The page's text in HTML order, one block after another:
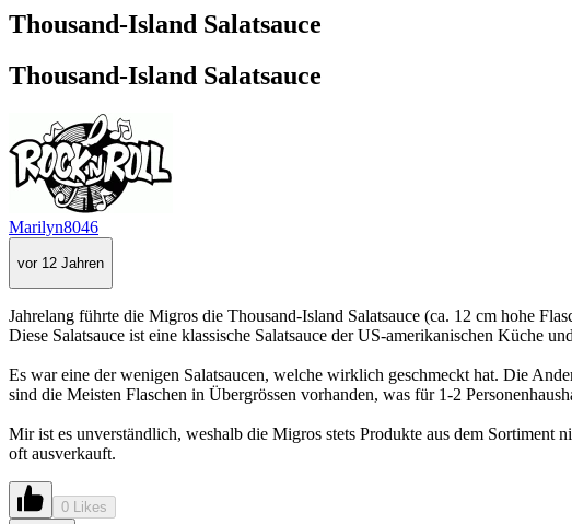
Thousand-Island Salatsauce
Thousand-Island Salatsauce
Marilyn8046
vor 12 Jahren
Jahrelang führte die Migros die Thousand-Island Salatsauce (ca. 12 cm hohe
Diese Salatsauce ist eine klassische Salatsauce der US-amerikanischen Küche
Es war eine der wenigen Salatsaucen, welche wirklich geschmeckt hat. Die
sind die Meisten Flaschen in Übergrössen vorhanden, was für 1-2
Mir ist es unverständlich, weshalb die Migros stets Produkte aus dem
oft ausverkauft.
0 Likes